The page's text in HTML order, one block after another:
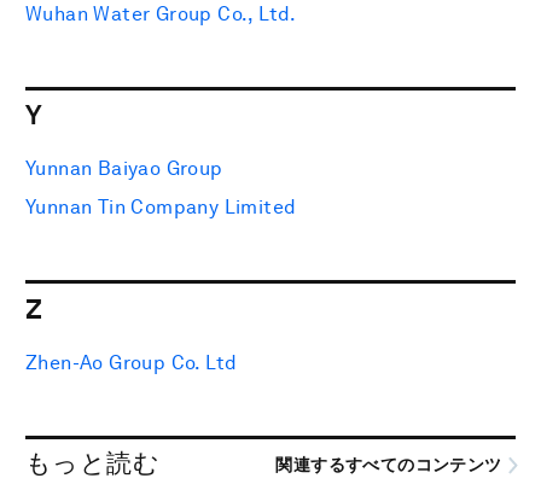
Wuhan Water Group Co., Ltd.
Y
Yunnan Baiyao Group
Yunnan Tin Company Limited
Z
Zhen-Ao Group Co. Ltd
もっと読む 関連するすべてのコンテンツ